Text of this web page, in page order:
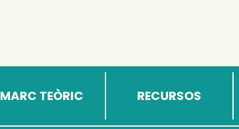
MARC TEÒRIC RECURSOS